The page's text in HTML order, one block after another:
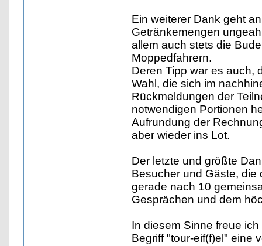
Ein weiterer Dank geht
Getränkemengen
allem auch stets die
Moppedfahrern.
Deren Tipp war es auch,
Wahl, die sich im
Rückmeldungen der
notwendigen Portionen
Aufrundung der
aber wieder ins Lot.
Der letzte und größte
Besucher und Gäste, die
gerade nach 10
Gesprächen und dem
In diesem Sinne freue
Begriff "tour-eif(f)el" eine